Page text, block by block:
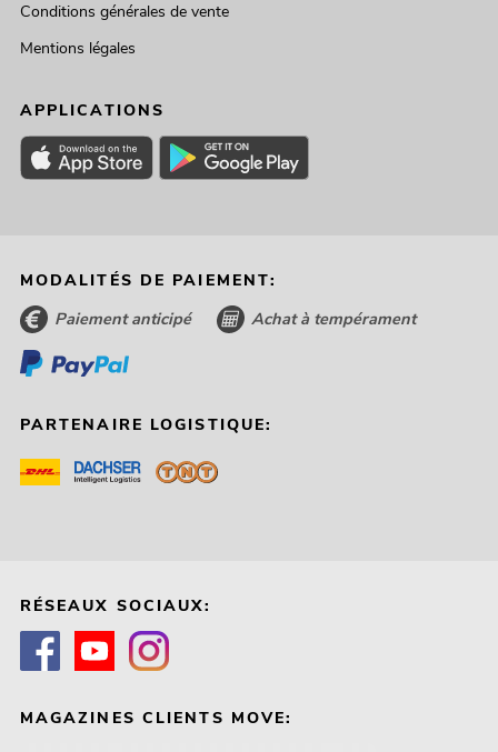
Conditions générales de vente
Mentions légales
APPLICATIONS
MODALITÉS DE PAIEMENT:
Paiement anticipé Achat à tempérament
PARTENAIRE LOGISTIQUE:
RÉSEAUX SOCIAUX:
MAGAZINES CLIENTS MOVE: